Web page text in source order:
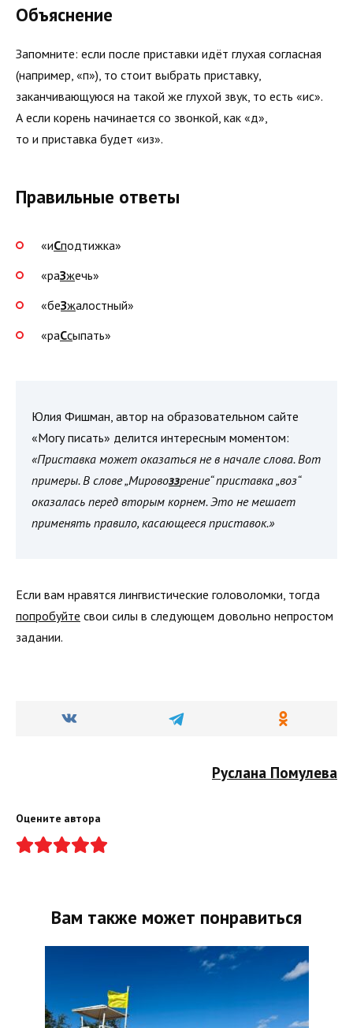
Объяснение
Запомните: если после приставки идёт глухая согласная
(например, «п»), то стоит выбрать приставку,
заканчивающуюся на такой же глухой звук, то есть «ис».
А если корень начинается со звонкой, как «д»,
то и приставка будет «из».
Правильные ответы
«иСподтижка»
«раЗжечь»
«беЗжалостный»
«раСсыпать»
Юлия Фишман, автор на образовательном сайте
«Могу писать» делится интересным моментом:
«Приставка может оказаться не в начале слова. Вот
примеры. В слове „Мировоззрение“ приставка „воз“
оказалась перед вторым корнем. Это не мешает
применять правило, касающееся приставок.»
Если вам нравятся лингвистические головоломки, тогда
попробуйте свои силы в следующем довольно непростом
задании.
Руслана Помулева
Оцените автора
Вам также может понравиться